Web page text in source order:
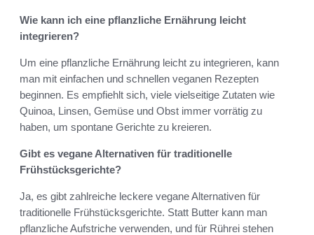
Wie kann ich eine pflanzliche Ernährung leicht
integrieren?
Um eine pflanzliche Ernährung leicht zu integrieren, kann
man mit einfachen und schnellen veganen Rezepten
beginnen. Es empfiehlt sich, viele vielseitige Zutaten wie
Quinoa, Linsen, Gemüse und Obst immer vorrätig zu
haben, um spontane Gerichte zu kreieren.
Gibt es vegane Alternativen für traditionelle
Frühstücksgerichte?
Ja, es gibt zahlreiche leckere vegane Alternativen für
traditionelle Frühstücksgerichte. Statt Butter kann man
pflanzliche Aufstriche verwenden, und für Rührei stehen